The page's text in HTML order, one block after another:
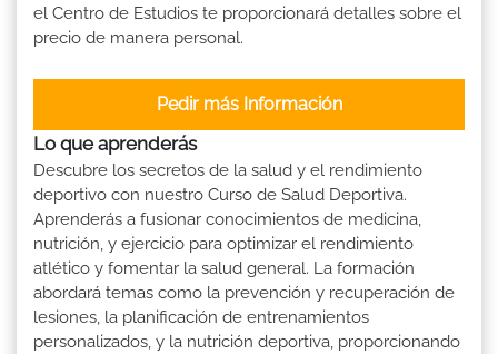
el Centro de Estudios te proporcionará detalles sobre el
precio de manera personal.
Pedir más Información
Lo que aprenderás
Descubre los secretos de la salud y el rendimiento
deportivo con nuestro Curso de Salud Deportiva.
Aprenderás a fusionar conocimientos de medicina,
nutrición, y ejercicio para optimizar el rendimiento
atlético y fomentar la salud general. La formación
abordará temas como la prevención y recuperación de
lesiones, la planificación de entrenamientos
personalizados, y la nutrición deportiva, proporcionando